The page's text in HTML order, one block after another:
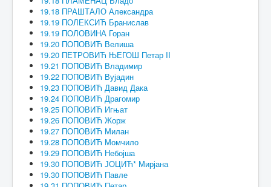
19.18 ПРАШТАЛО Александра
19.19 ПОЛЕКСИЋ Бранислав
19.19 ПОЛОВИНА Горан
19.20 ПОПОВИЋ Велиша
19.20 ПЕТРОВИЋ ЊЕГОШ Петар II
19.21 ПОПОВИЋ Владимир
19.22 ПОПОВИЋ Вујадин
19.23 ПОПОВИЋ Давид Дака
19.24 ПОПОВИЋ Драгомир
19.25 ПОПОВИЋ Игњат
19.26 ПОПОВИЋ Жорж
19.27 ПОПОВИЋ Милан
19.28 ПОПОВИЋ Момчило
19.29 ПОПОВИЋ Небојша
19.30 ПОПОВИЋ ЈОЦИЋ* Мирјана
19.30 ПОПОВИЋ Павле